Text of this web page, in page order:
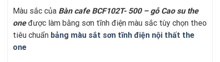
Màu sắc của Bàn cafe BCF102T- 500 – gỗ Cao su the
oneđược làm bằng sơn tĩnh điện màu sắc tùy chọn theo
tiêu chuẩn bảng màu sắt sơn tĩnh điện nội thất the
one